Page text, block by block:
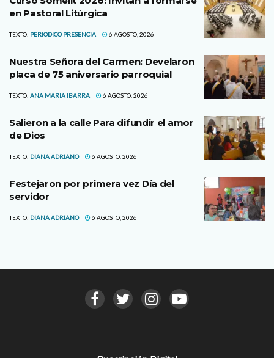
en Pastoral Litúrgica
TEXTO: PERIODICO PRESENCIA 6 AGOSTO, 2026
Nuestra Señora del Carmen: Develaron
placa de 75 aniversario parroquial
TEXTO: ANA MARIA IBARRA 6 AGOSTO, 2026
Salieron a la calle Para difundir el amor
de Dios
TEXTO: DIANA ADRIANO 6 AGOSTO, 2026
Festejaron por primera vez Día del
servidor
TEXTO: DIANA ADRIANO 6 AGOSTO, 2026